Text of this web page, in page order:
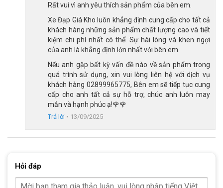
Xe đạp địa hình MTB TrinX V1000 Pro với lốp xe được sử dụng
là lốp MAXXIC 29×2.20 có khả năng bám đường tốt, ít bị hao
Rất vui vì anh yêu thích sản phẩm của bên em.
Xe Đạp Giá Kho luôn khẳng định cung cấp cho tất cả
khách hàng những sản phẩm chất lượng cao và tiết
kiệm chi phí nhất có thể. Sự hài lòng và khen ngợi
của anh là khẳng định lớn nhất với bên em.
Nếu anh gặp bất kỳ vấn đề nào về sản phẩm trong
quá trình sử dụng, xin vui lòng liên hệ với dịch vụ
khách hàng 02899965775, Bên em sẽ tiếp tục cung
cấp cho anh tất cả sự hỗ trợ, chúc anh luôn may
mắn và hạnh phúc ạ!🌹🌹
Trả lời • 13/09/2025
Hỏi đáp